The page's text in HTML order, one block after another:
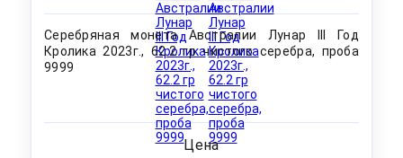
Серебряная монета Австралии Лунар III Год
Кролика 2023г., 62.2 гр чистого серебра, проба
9999
Цена